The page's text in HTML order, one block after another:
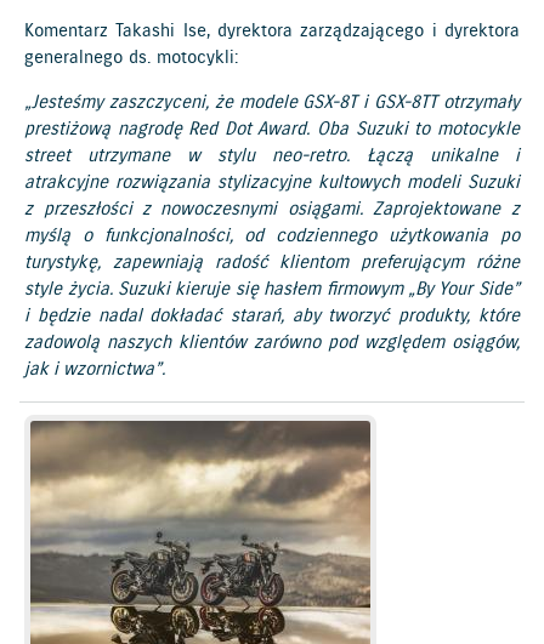
Komentarz Takashi Ise, dyrektora zarządzającego i dyrektora
generalnego ds. motocykli:
„Jesteśmy zaszczyceni, że modele GSX-8T i GSX-8TT otrzymały
prestiżową nagrodę Red Dot Award. Oba Suzuki to motocykle
street utrzymane w stylu neo-retro. Łączą unikalne i
atrakcyjne rozwiązania stylizacyjne kultowych modeli Suzuki
z przeszłości z nowoczesnymi osiągami. Zaprojektowane z
myślą o funkcjonalności, od codziennego użytkowania po
turystykę, zapewniają radość klientom preferującym różne
style życia. Suzuki kieruje się hasłem firmowym „By Your Side”
i będzie nadal dokładać starań, aby tworzyć produkty, które
zadowolą naszych klientów zarówno pod względem osiągów,
jak i wzornictwa”.